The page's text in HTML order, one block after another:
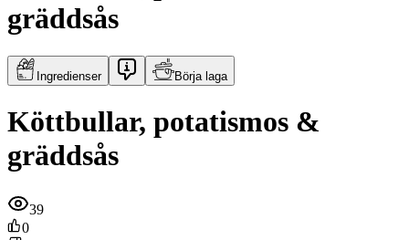
gräddsås
Ingredienser Börja laga
Köttbullar, potatismos &
gräddsås
39
0